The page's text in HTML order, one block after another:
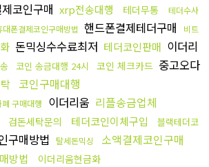
코인구매 xrp전송대행 테더무통
테더수사
대폰결제코인구매방법 핸드폰결제테더구매
비트
돈믹싱수수료최저 테더코인판매 이더리
코인 송금대행 24시 코인 체크카드 중고오다
코인구매대행
폐 구매대행 이더리움 리플송금업체
검돈세탁문의 테더코인이체구입
블랙테더코
구매방법 탈세돈믹싱
소액결제코인구매
방법 이더리움현금화